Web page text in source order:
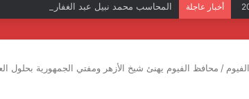
أخبار عاجلة المحاسب محمد نبيل عبد الغفار فولي.. قيادة
/ محافظ الفيوم يهنئ شيخ الأزهر ومفتي الجمهورية بحلول